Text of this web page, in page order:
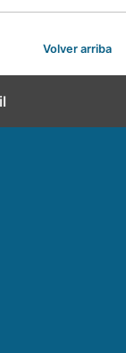
Volver arriba